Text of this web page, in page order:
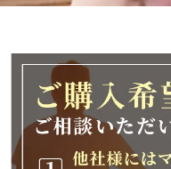
2026年1月9日(金)
す。
ご不便をおかけいた
よろしくお願いいた